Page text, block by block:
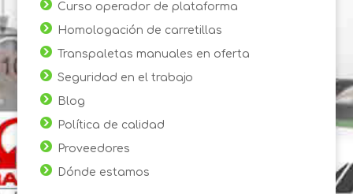
Curso operador de plataforma
Homologación de carretillas
Transpaletas manuales en oferta
Seguridad en el trabajo
Blog
Política de calidad
Proveedores
Dónde estamos